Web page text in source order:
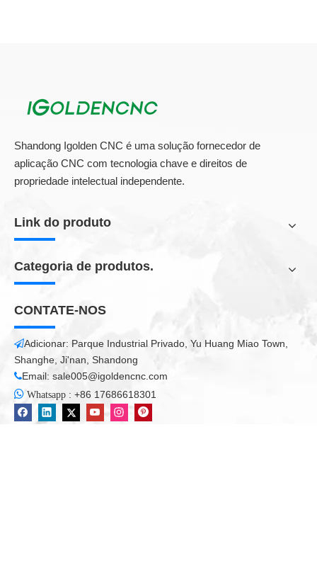
Shandong Igolden CNC é uma solução fornecedor de
aplicação CNC com tecnologia chave e direitos de
propriedade intelectual independente.
Link do produto
Categoria de produtos.
CONTATE-NOS
Adicionar: Parque Industrial Privado, Yu Huang Miao Town,
Shanghe, Ji'nan, Shandong
Email: sale005@igoldencnc.com
 Whatsapp : +86 17686618301